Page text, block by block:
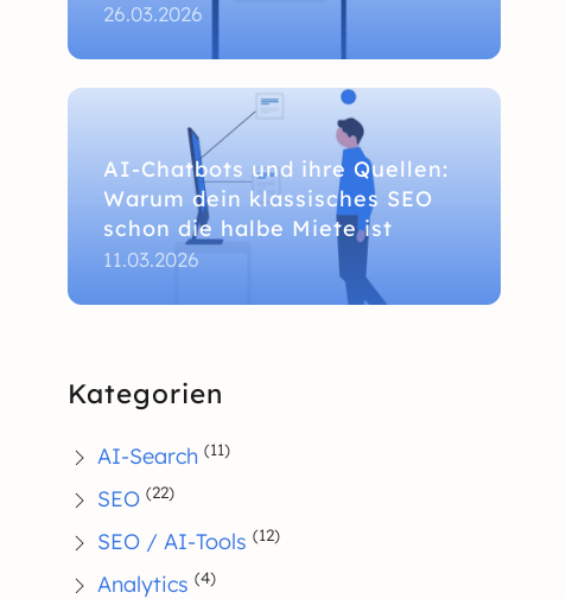
26.03.2026
AI-Chatbots und ihre Quellen:
Warum dein klassisches SEO
schon die halbe Miete ist
11.03.2026
Kategorien
AI-Search (11)
SEO (22)
SEO / AI-Tools (12)
Analytics (4)